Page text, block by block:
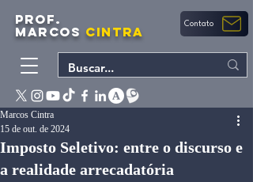
PROF.
MARCOS CINTRA Contato
Imposto Seletivo: entre o discurso e
a realidade arrecadatória
Marcos Cintra
15 de out. de 2024